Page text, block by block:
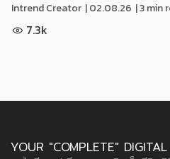
Intrend Creator |02.08.26 | 3 min
7.3k
YOUR "COMPLETE"